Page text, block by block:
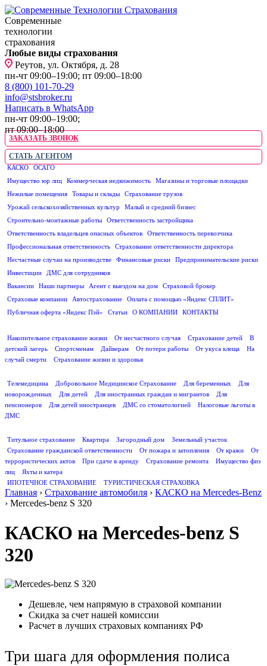
Современные
технологии
страхования
Любые виды страхования
Реутов, ул. Октября, д. 28
пн-чт 09:00–19:00; пт 09:00–18:00
8 (800) 101-70-29
info@stsbroker.ru
Написать в WhatsApp
пн-чт 09:00–19:00;
пт 09:00–18:00
ЗАКАЗАТЬ ЗВОНОК
СТАТЬ АГЕНТОМ
КАСКО ОСАГО
Имущество юр лиц
Коммерческая недвижимость
Магазины и торговые площадки
Нежилые помещения
Товары и склады
Страхование грузов
Урожай сельскохозяйственных культур
Малый и средний бизнес
Строительно-монтажные работы
Ответственность застройщика
Ответственность владельцев опасных объектов
Ответственность перевозчика
Профессиональная ответственность
Страхование ответственности директора
Несчастные случаи на производстве
Финансовые риски
Предпринимательские риски
Инвестиции
ДМС для сотрудников
Вакансии
Наши партнеры Агент с выездом на дом
Страховой брокер
Страховые компании
Автострахование
Оплата с помощью «Яндекс СПЛИТ»
Публичная оферта «Яндекс Пэй»
Статьи О КОМПАНИИ
КОНТАКТЫ
Накопительное страхование жизни
От несчастного случая Страхование детей
В
детский лагерь
Спортсменам Дайверам От потери работы От укуса клеща
На
случай смерти
Страхование жизни и здоровья
Телемедицина
Добровольное Медицинское Страхование Для беременных
Для
новорожденных
Для детей Для иностранных граждан и мигрантов
Для
пенсионеров
Для детей иностранцев ДМС со стоматологией
Налоговые льготы в
ДМС
Титульное страхование
Квартира Загородный дом
Земельный участок
Страхование гражданской ответственности
От пожара и затопления От кражи
От
террористических актов
При сдаче в аренду Страхование ремонта
Имущество физ
лиц
Яхты и катера
ИПОТЕЧНОЕ СТРАХОВАНИЕ
ТУРИСТИЧЕСКАЯ СТРАХОВКА
Главная › Страхование автомобиля › КАСКО на Mercedes-Benz
› Mercedes-benz S 320
КАСКО на Mercedes-benz S
320
Дешевле, чем напрямую в страховой компании
Скидка за счет нашей комиссии
Расчет в лучших страховых компаниях РФ
Три шага для оформления полиса